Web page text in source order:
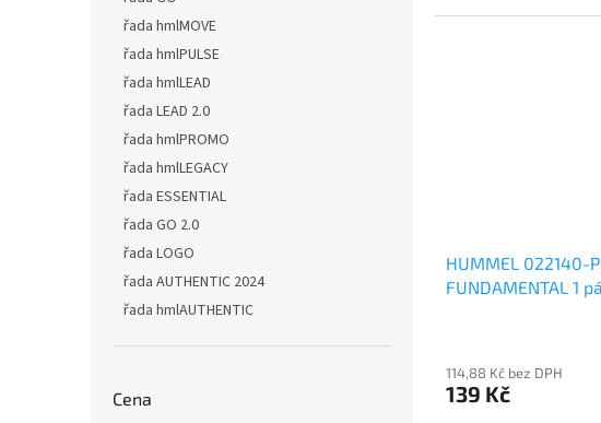
řada hmlMOVE
řada hmlPULSE
řada hmlLEAD
řada LEAD 2.0
řada hmlPROMO
řada hmlLEGACY
řada ESSENTIAL
řada GO 2.0
řada LOGO
řada AUTHENTIC 2024
řada hmlAUTHENTIC
Cena
HUMMEL 022140-
FUNDAMENTAL 1
produktu
je
114,88 Kč bez DPH
139 Kč